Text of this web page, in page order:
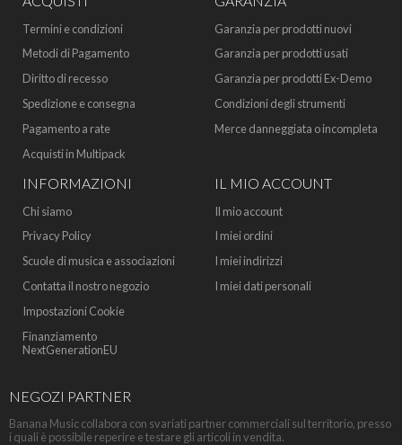
Termini e condizioni
Metodi di Pagamento
Diritto di recesso
Spedizione e consegna
Pagamento a rate
Acquisti in Multipack
Garanzia per prodotti nuovi
Garanzia per prodotti usati
Garanzia per prodotti Ex-Demo
Condizioni degli strumenti
Merce danneggiata o incompleta
INFORMAZIONI
Chi siamo
Privacy Policy
Scuole di musica e associazioni
Contatta il nostro negozio
Impostazioni Cookie
Finanziamento
NextGenerationEU
IL MIO ACCOUNT
Il mio account
I miei ordini
I miei indirizzi
I miei dati personali
NEGOZI PARTNER
Banana Music collabora con svariati partner commerciali sul territorio, presso
i quali è possibile reperire e testare gli articoli in vendita.